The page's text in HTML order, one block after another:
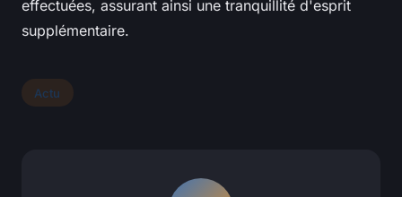
effectuées, assurant ainsi une tranquillité d'esprit
supplémentaire.
Actu